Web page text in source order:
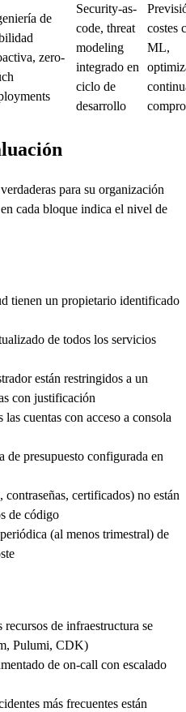
de
zero-
Security-as-
code, threat
modeling
integrado en
ciclo de
desarrollo
costes
ML,
para su organización
cada bloque indica el nivel de
tienen un propietario identificado
de todos los servicios
están restringidos a un
con justificación
cuentas con acceso a consola
de presupuesto configurada en
certificados) no están
de código
(al menos trimestral) de
de infraestructura se
Pulumi, CDK)
de on-call con escalado
más frecuentes están